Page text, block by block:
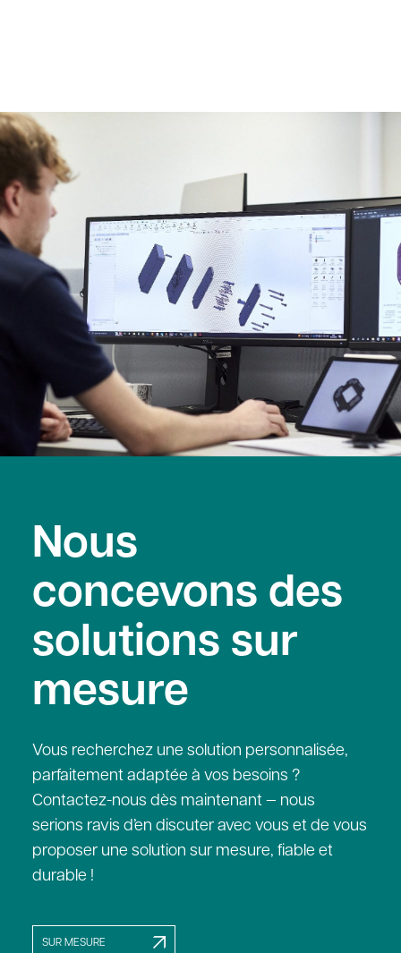
Nous
concevons des
solutions sur
mesure
Vous recherchez une solution personnalisée,
parfaitement adaptée à vos besoins ?
Contactez-nous dès maintenant — nous
serions ravis d’en discuter avec vous et de vous
proposer une solution sur mesure, fiable et
durable !
SUR MESURE